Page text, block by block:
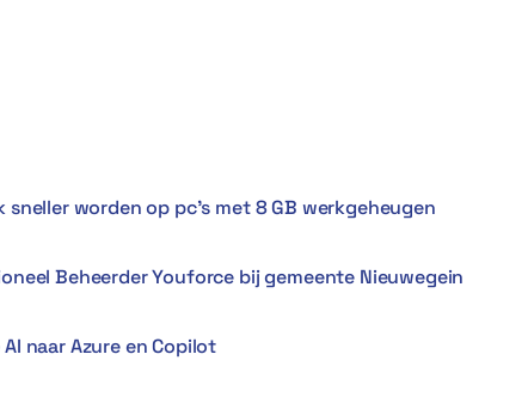
sneller worden op pc’s met 8 GB werkgeheugen
Beheerder Youforce bij gemeente Nieuwegein
naar Azure en Copilot